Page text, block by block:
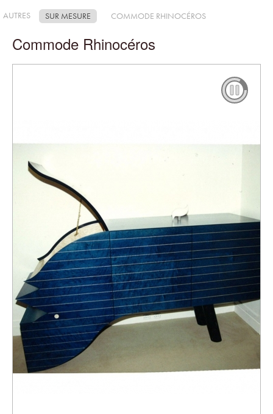
AUTRES SUR MESURE COMMODE RHINOCÉROS
Commode Rhinocéros